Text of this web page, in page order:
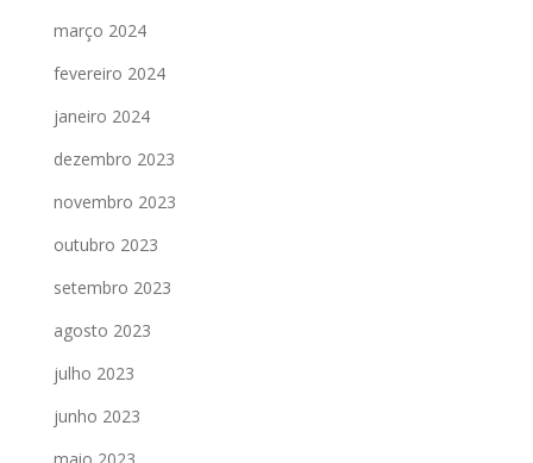
março 2024
fevereiro 2024
janeiro 2024
dezembro 2023
novembro 2023
outubro 2023
setembro 2023
agosto 2023
julho 2023
junho 2023